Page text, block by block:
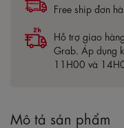
Free ship đơn
Hỗ trợ giao
Grab. Áp dụng
11H00 và
Mô tả sản phẩm